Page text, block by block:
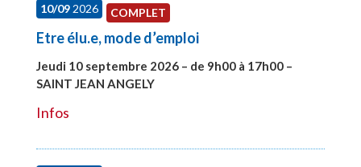
10/092026 COMPLET
Etre élu.e, mode d’emploi
Jeudi 10 septembre 2026 – de 9h00 à 17h00 –
SAINT JEAN ANGELY
Infos